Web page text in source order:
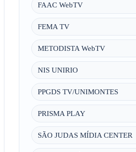
FAAC WebTV
FEMA TV
METODISTA WebTV
NIS UNIRIO
PPGDS TV/UNIMONTES
PRISMA PLAY
SÃO JUDAS MÍDIA CENTER